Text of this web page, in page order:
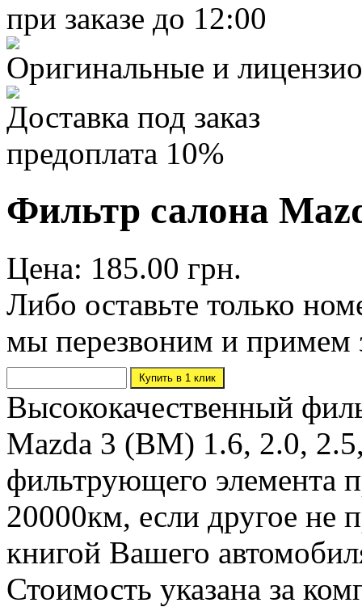
при заказе до 12:00
Оригинальные и
Доставка под заказ
предоплата 10%
Фильтр салона
Цена: 185.00 грн.
Либо оставьте только
мы перезвоним и примем
Высококачественный
Mazda 3 (BM) 1.6, 2.0,
фильтрующего элемента
20000км, если другое не
книгой Вашего
Стоимость указана за